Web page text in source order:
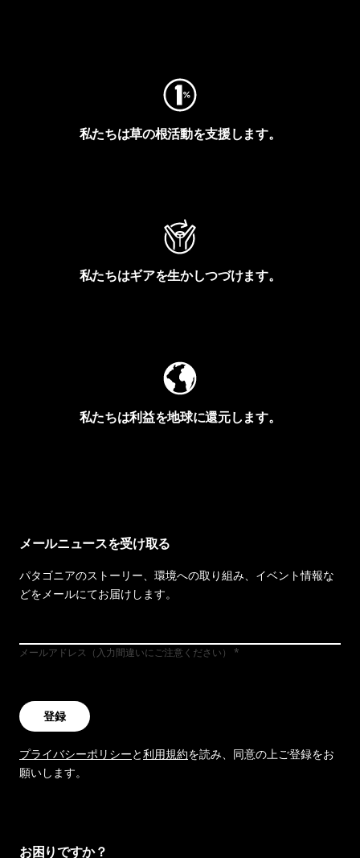
私たちは草の根活動を支援します。
私たちはギアを生かしつづけます。
私たちは利益を地球に還元します。
メールニュースを受け取る
パタゴニアのストーリー、環境への取り組み、イベント情報な
どをメールにてお届けします。
メールアドレス（入力間違いにご注意ください）
登録
プライバシーポリシーと利用規約を読み、同意の上ご登録をお
願いします。
お困りですか？